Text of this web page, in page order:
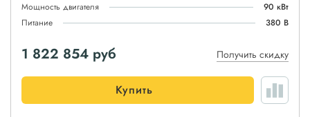
Мощность двигателя
90 кВт
Питание
380 В
1 822 854 руб Получить скидку
Купить